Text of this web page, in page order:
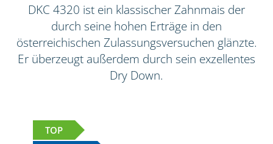
DKC 4320 ist ein klassischer Zahnmais der
durch seine hohen Erträge in den
österreichischen Zulassungsversuchen glänzte.
Er überzeugt außerdem durch sein exzellentes
Dry Down.
TOP